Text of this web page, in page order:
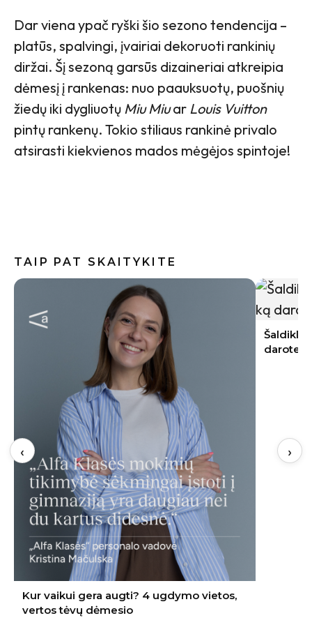
Dar viena ypač ryški šio sezono tendencija –
platūs, spalvingi, įvairiai dekoruoti rankinių
diržai. Šį sezoną garsūs dizaineriai atkreipia
dėmesį į rankenas: nuo paauksuotų, puošnių
žiedų iki dygliuotų Miu Miuar Louis Vuitton
pintų rankenų. Tokio stiliaus rankinė privalo
atsirasti kiekvienos mados mėgėjos spintoje!
TAIP PAT SKAITYKITE
Šaldiklis apaugo storu ledo sluoksniu: ką
darote ne taip?
‹ ›